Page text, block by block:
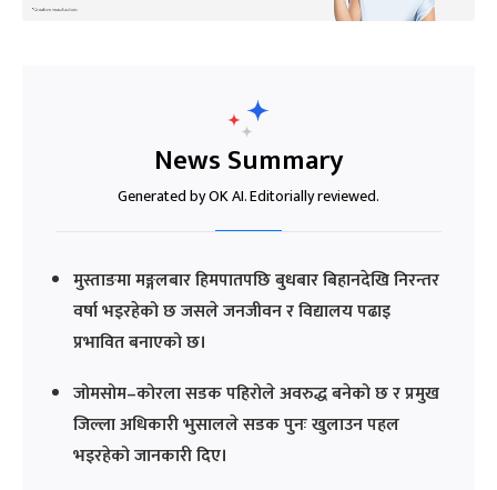
News Summary
Generated by OK AI. Editorially reviewed.
मुस्ताङमा मङ्गलबार हिमपातपछि बुधबार बिहानदेखि निरन्तर
वर्षा भइरहेको छ जसले जनजीवन र विद्यालय पढाइ
प्रभावित बनाएको छ।
जोमसोम–कोरला सडक पहिरोले अवरुद्ध बनेको छ र प्रमुख
जिल्ला अधिकारी भुसालले सडक पुनः खुलाउन पहल
भइरहेको जानकारी दिए।